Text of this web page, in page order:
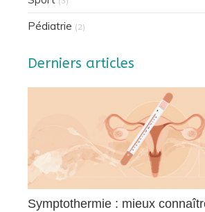
Pédiatrie (2)
Derniers articles
Symptothermie : mieux